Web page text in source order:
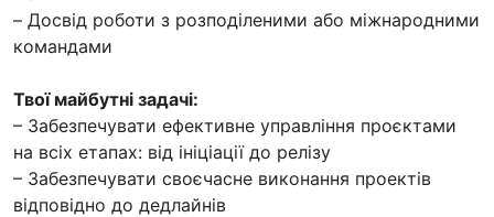
– Досвід роботи з розподіленими або міжнародними
командами
Твої майбутні задачі:
– Забезпечувати ефективне управління проєктами
на всіх етапах: від ініціації до релізу
– Забезпечувати своєчасне виконання проектів
відповідно до дедлайнів